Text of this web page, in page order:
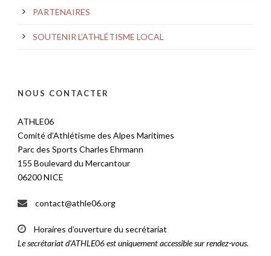
PARTENAIRES
SOUTENIR L’ATHLÉTISME LOCAL
NOUS CONTACTER
ATHLE06
Comité d’Athlétisme des Alpes Maritimes
Parc des Sports Charles Ehrmann
155 Boulevard du Mercantour
06200 NICE
contact@athle06.org
Horaires d’ouverture du secrétariat
Le secrétariat d’ATHLE06 est uniquement accessible sur rendez-vous.